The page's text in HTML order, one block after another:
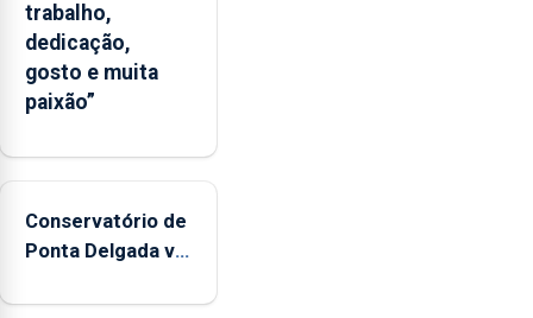
trabalho,
dedicação,
gosto e muita
paixão”
Conservatório de
Ponta Delgada vai
novos